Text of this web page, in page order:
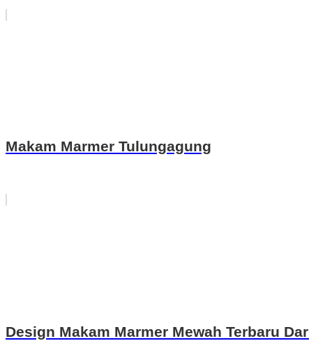
Makam Marmer Tulungagung
Design Makam Marmer Mewah Terbaru